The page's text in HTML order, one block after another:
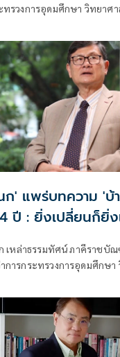
ทรวงการอุดมศึกษา วิทยาศ
คุณธรรมและนวัตกรรมสมัย
ก' แพร่บทความ 'บ้า
ปี : ยิ่งเปลี่ยนก็ยิ่ง
เหล่าธรรมทัศน์ ภาคีราชบั
การกระทรวงการอุดมศึกษา
ปลี่ยนก็ยิ่งเหมือนเดิม" มีเนื้อ